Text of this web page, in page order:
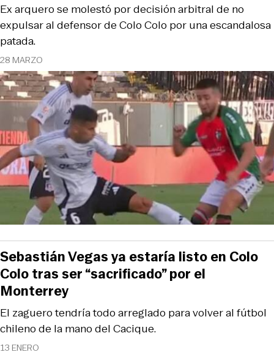
28 MARZO
Ex arquero se molestó por decisión arbitral de no
expulsar al defensor de Colo Colo por una escandalosa
patada.
13 ENERO
El zaguero tendría todo arreglado para volver al fútbol
chileno de la mano del Cacique.
Sebastián Vegas ya estaría listo en Colo
Colo tras ser “sacrificado” por el
Monterrey